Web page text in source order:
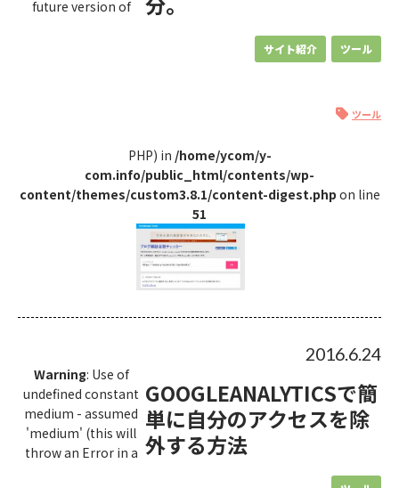
サイト紹介 ツール
ツール
future version of
PHP) in /home/ycom/y-
com.info/public_html/contents/wp-
content/themes/custom3.8.1/content-digest.php on line
51
2016.6.24
GOOGLEANALYTICSで簡
単に自分のアクセスを除
外する方法
Warning: Use of
undefined constant
medium - assumed
'medium' (this will
throw an Error in a